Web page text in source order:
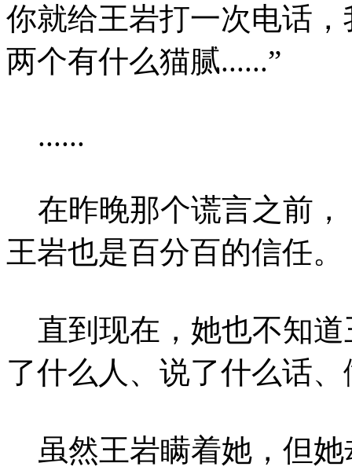
你就给王岩打一次电话
两个有什么猫腻......”
......
在昨晚那个谎言之前，
王岩也是百分百的信任。
直到现在，她也不知道
了什么人、说了什么话
虽然王岩瞒着她，但她